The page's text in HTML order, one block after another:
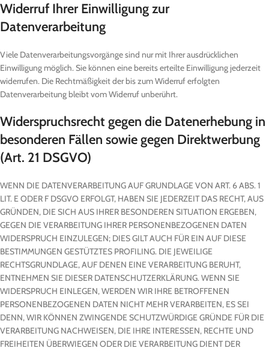
Widerruf Ihrer Einwilligung zur
Datenverarbeitung
Viele Datenverarbeitungsvorgänge sind nur mit Ihrer ausdrücklichen
Einwilligung möglich. Sie können eine bereits erteilte Einwilligung jederzeit
widerrufen. Die Rechtmäßigkeit der bis zum Widerruf erfolgten
Datenverarbeitung bleibt vom Widerruf unberührt.
Widerspruchsrecht gegen die Datenerhebung in
besonderen Fällen sowie gegen Direktwerbung
(Art. 21 DSGVO)
WENN DIE DATENVERARBEITUNG AUF GRUNDLAGE VON ART. 6 ABS. 1
LIT. E ODER F DSGVO ERFOLGT, HABEN SIE JEDERZEIT DAS RECHT, AUS
GRÜNDEN, DIE SICH AUS IHRER BESONDEREN SITUATION ERGEBEN,
GEGEN DIE VERARBEITUNG IHRER PERSONENBEZOGENEN DATEN
WIDERSPRUCH EINZULEGEN; DIES GILT AUCH FÜR EIN AUF DIESE
BESTIMMUNGEN GESTÜTZTES PROFILING. DIE JEWEILIGE
RECHTSGRUNDLAGE, AUF DENEN EINE VERARBEITUNG BERUHT,
ENTNEHMEN SIE DIESER DATENSCHUTZERKLÄRUNG. WENN SIE
WIDERSPRUCH EINLEGEN, WERDEN WIR IHRE BETROFFENEN
PERSONENBEZOGENEN DATEN NICHT MEHR VERARBEITEN, ES SEI
DENN, WIR KÖNNEN ZWINGENDE SCHUTZWÜRDIGE GRÜNDE FÜR DIE
VERARBEITUNG NACHWEISEN, DIE IHRE INTERESSEN, RECHTE UND
FREIHEITEN ÜBERWIEGEN ODER DIE VERARBEITUNG DIENT DER